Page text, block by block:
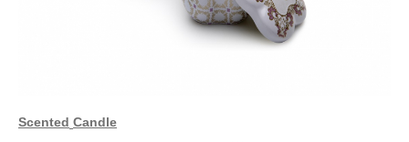
Scented Candle